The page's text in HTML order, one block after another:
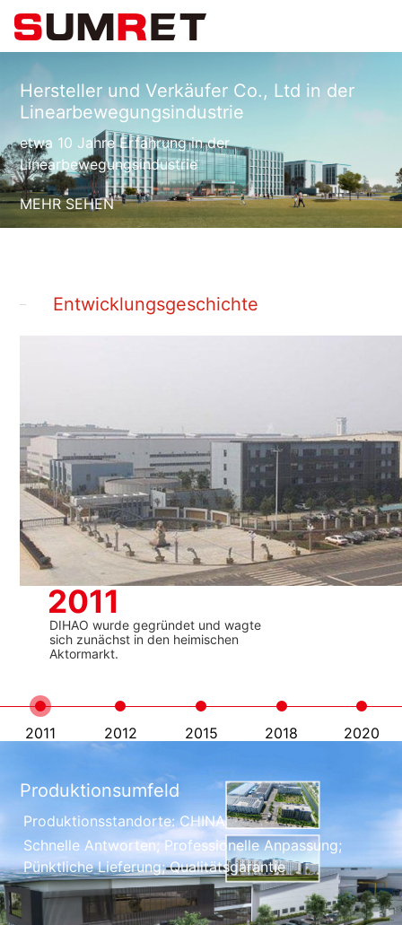
Hersteller und Verkäufer Co., Ltd in der
Linearbewegungsindustrie
etwa 10 Jahre Erfahrung in der
Linearbewegungsindustrie
MEHR SEHEN
Entwicklungsgeschichte
2011 2012 2015 2018 2020
2012
Produktionsumfeld
Produktionsstandorte: CHINA
Schnelle Antworten; Professionelle Anpassung;
Pünktliche Lieferung; Qualitätsgarantie